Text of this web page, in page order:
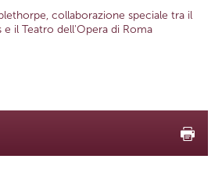
collaborazione speciale tra il
e il Teatro dell'Opera di Roma